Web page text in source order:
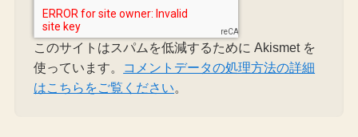
このサイトはスパムを低減するために Akismet を
使っています。
コメントデータの処理方法の詳細
はこちらをご覧ください。